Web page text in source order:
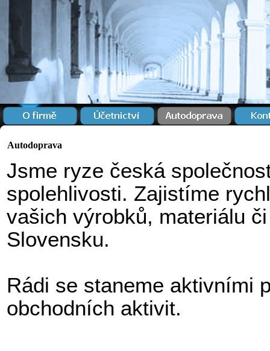
Autodoprava
Jsme ryze česká
spolehlivosti. Zajistíme
vašich výrobků, materiálu
Slovensku.
Rádi se staneme aktivními
obchodních aktivit.